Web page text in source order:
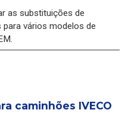
as substituições de
vários modelos de
caminhões IVECO